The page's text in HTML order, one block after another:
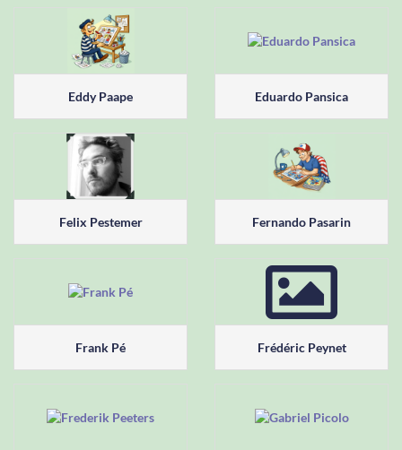
Eddy Paape Eduardo Pansica
Felix Pestemer Fernando Pasarin
Frank Pé Frédéric Peynet